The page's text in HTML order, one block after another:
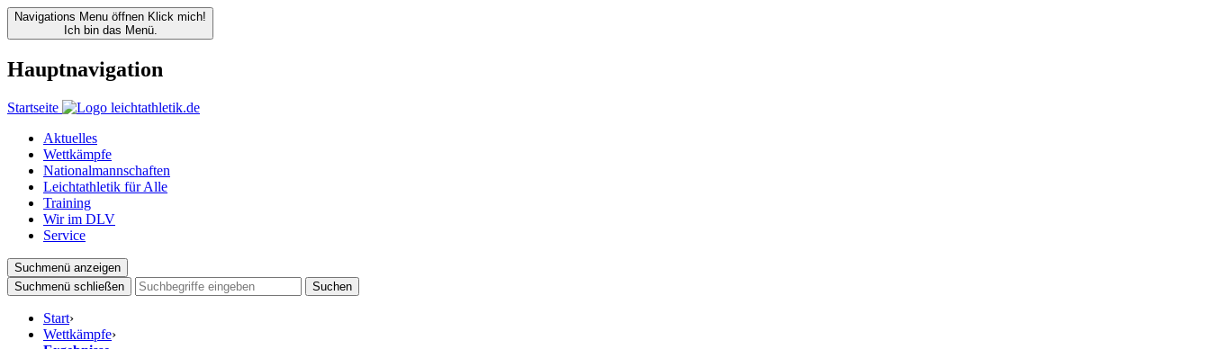
Navigations Menu öffnen Klick mich!
Ich bin das Menü.
Hauptnavigation
Startseite
Aktuelles
Wettkämpfe
Nationalmannschaften
Leichtathletik für Alle
Training
Wir im DLV
Service
Suchmenü anzeigen
Suchmenü schließen
Suchen
Start›
Wettkämpfe›